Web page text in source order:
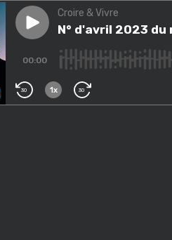
Play episodeN° d'avril 2023 du
Croire & Vivre
N° d'avril 2023 du
00:00
30 1x 30